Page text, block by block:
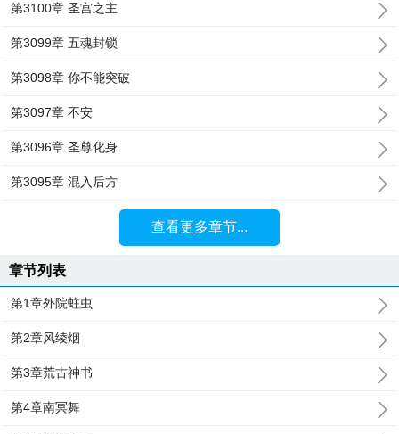
第3100章 圣宫之主
第3099章 五魂封锁
第3098章 你不能突破
第3097章 不安
第3096章 圣尊化身
第3095章 混入后方
查看更多章节...
章节列表
第1章外院蛀虫
第2章风绫烟
第3章荒古神书
第4章南冥舞